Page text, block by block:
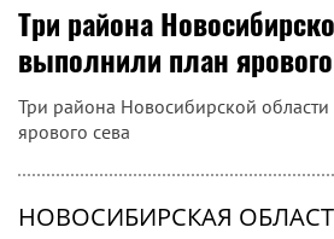
Три района
выполнили план
Три района Новосибирской
ярового сева
НОВОСИБИРСКАЯ